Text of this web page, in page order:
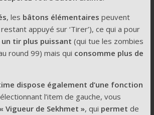
, les bâtons élémentaires peuvent
appuyé sur ‘Tirer’), ce qui a pour
tir plus puissant (qui tue les zombies
round 99) mais qui consomme plus de
dispose également d’une fonction
l’item de gauche, vous
« Vigueur de Sekhmet », qui permet de